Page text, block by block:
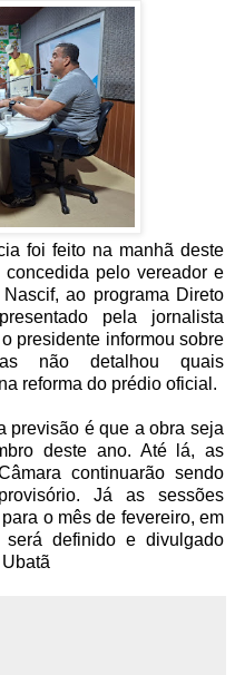
foi feito na manhã deste
pelo vereador e
ao programa Direto
pela jornalista
presidente informou sobre
não detalhou quais
reforma do prédio oficial.
previsão é que a obra seja
deste ano. Até lá, as
continuarão sendo
Já as sessões
o mês de fevereiro, em
definido e divulgado